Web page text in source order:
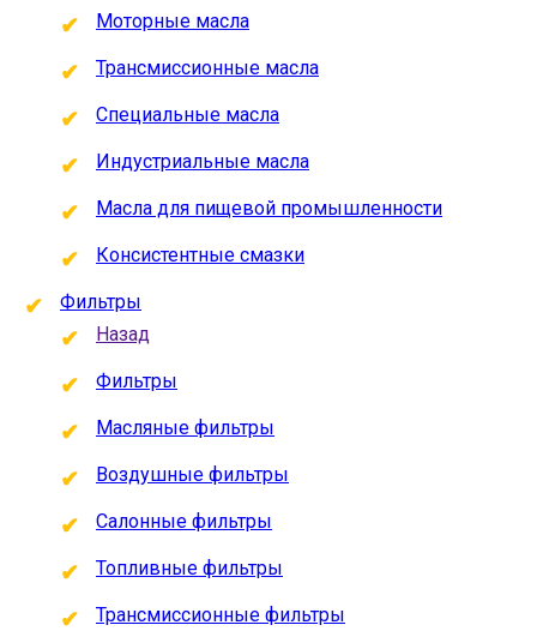
Моторные масла
Трансмиссионные масла
Специальные масла
Индустриальные масла
Масла для пищевой промышленности
Консистентные смазки
Фильтры
Назад
Фильтры
Масляные фильтры
Воздушные фильтры
Салонные фильтры
Топливные фильтры
Трансмиссионные фильтры